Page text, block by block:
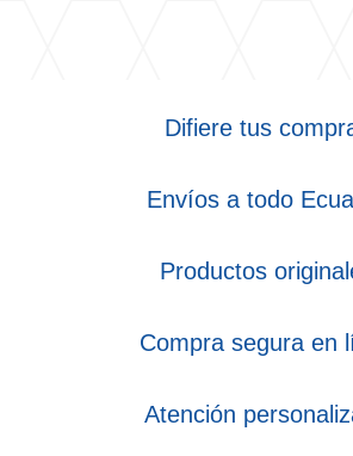
Difiere tus
Envíos a todo
Productos
Compra segura en
Atención